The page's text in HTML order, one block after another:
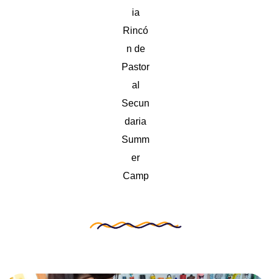
ia
Rincó
n de
Pastor
al
Secun
daria
Summ
er
Camp